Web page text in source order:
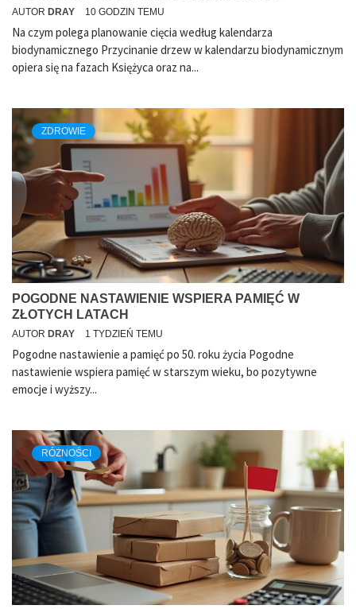
AUTOR DRAY 10 GODZIN TEMU
Na czym polega planowanie cięcia według kalendarza
biodynamicznego Przycinanie drzew w kalendarzu biodynamicznym
opiera się na fazach Księżyca oraz na...
ZDROWIE
POGODNE NASTAWIENIE WSPIERA PAMIĘĆ W
ZŁOTYCH LATACH
AUTOR DRAY 1 TYDZIEŃ TEMU
Pogodne nastawienie a pamięć po 50. roku życia Pogodne
nastawienie wspiera pamięć w starszym wieku, bo pozytywne
emocje i wyższy...
RÓŻNOŚCI